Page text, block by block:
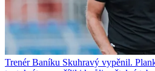
Trenér Baníku Skuhravý vypěnil.